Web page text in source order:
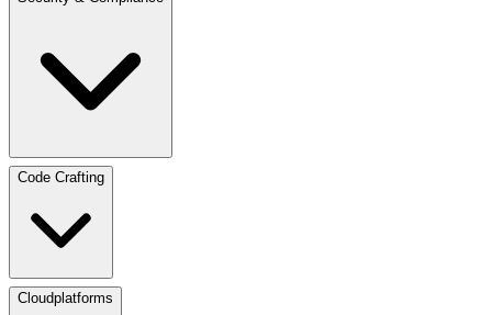
Code Crafting
Cloudplatforms